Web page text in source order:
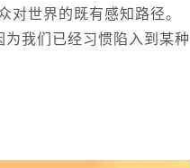
世界的既有感知路径。
我们已经习惯陷入到某种